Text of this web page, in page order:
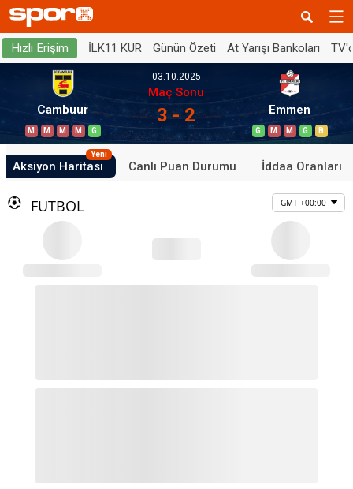
Hızlı Erişim İLK11 KUR Günün Özeti At Yarışı Bankoları
Cambuur
M M M M G
03.10.2025
Maç Sonu
3 - 2 Emmen
G M M G B
Aksiyon Haritası
Yeni
Canlı Puan Durumu İddaa Oranları
FUTBOL GMT +00:00